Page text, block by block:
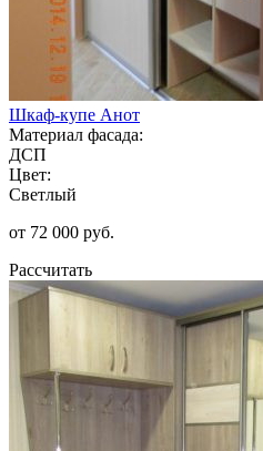
Шкаф-купе Анот
Материал фасада:
ДСП
Цвет:
Светлый
от 72 000 руб.
Рассчитать